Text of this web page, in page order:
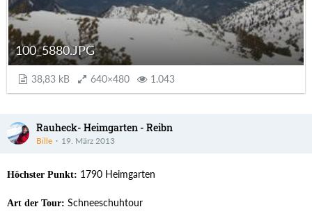
100_5880.JPG
38,83 kB 640×480 1.043
Rauheck- Heimgarten - Reibn
Bille 19. März 2013
Höchster Punkt: 1790 Heimgarten
Art der Tour: Schneeschuhtour